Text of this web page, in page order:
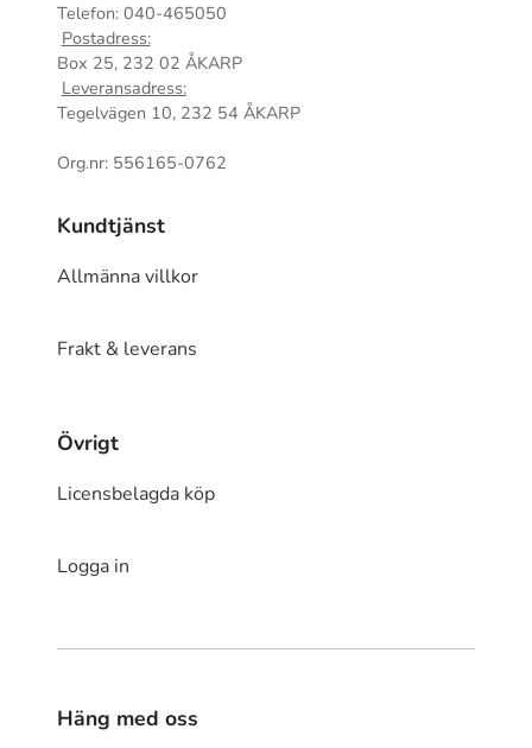
Telefon: 040-465050
Postadress:
Box 25, 232 02 ÅKARP
Leveransadress:
Tegelvägen 10, 232 54 ÅKARP
Org.nr: 556165-0762
Kundtjänst
Allmänna villkor
Frakt & leverans
Övrigt
Licensbelagda köp
Logga in
Häng med oss